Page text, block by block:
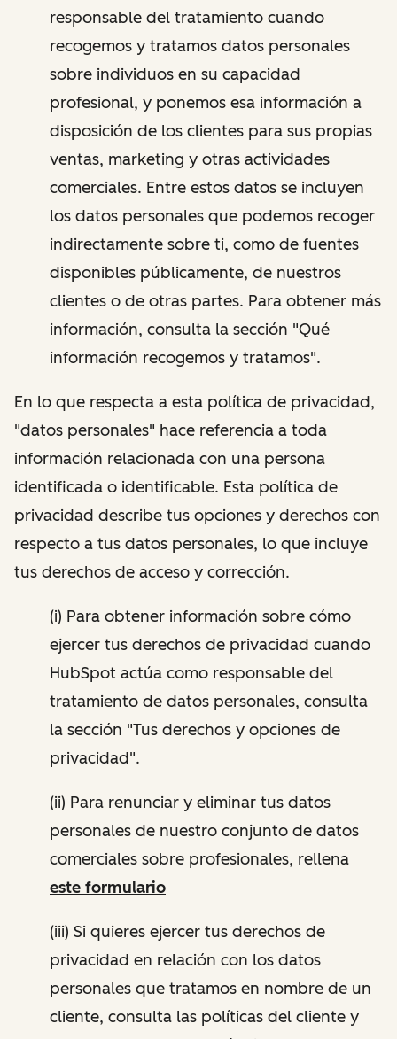
responsable del tratamiento cuando
recogemos y tratamos datos personales
sobre individuos en su capacidad
profesional, y ponemos esa información a
disposición de los clientes para sus propias
ventas, marketing y otras actividades
comerciales. Entre estos datos se incluyen
los datos personales que podemos recoger
indirectamente sobre ti, como de fuentes
disponibles públicamente, de nuestros
clientes o de otras partes. Para obtener más
información, consulta la sección "Qué
información recogemos y tratamos".
En lo que respecta a esta política de privacidad,
"datos personales" hace referencia a toda
información relacionada con una persona
identificada o identificable. Esta política de
privacidad describe tus opciones y derechos con
respecto a tus datos personales, lo que incluye
tus derechos de acceso y corrección.
(i) Para obtener información sobre cómo
ejercer tus derechos de privacidad cuando
HubSpot actúa como responsable del
tratamiento de datos personales, consulta
la sección "Tus derechos y opciones de
privacidad".
(ii) Para renunciar y eliminar tus datos
personales de nuestro conjunto de datos
comerciales sobre profesionales, rellena
este formulario
(iii) Si quieres ejercer tus derechos de
privacidad en relación con los datos
personales que tratamos en nombre de un
cliente, consulta las políticas del cliente y